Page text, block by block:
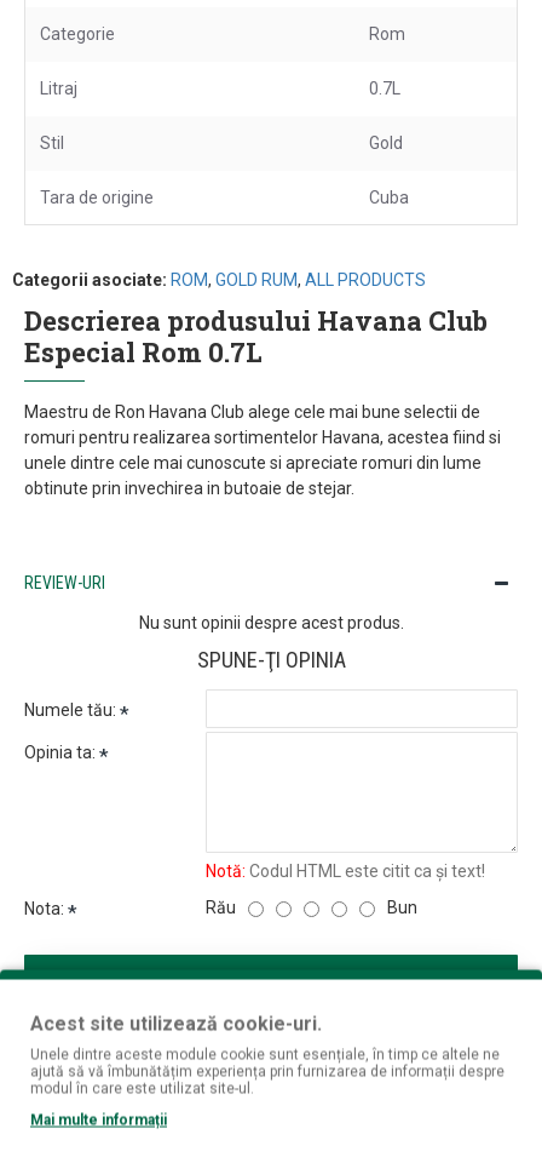
Categorie Rom
Litraj 0.7L
Stil Gold
Tara de origine Cuba
Categorii asociate: ROM, GOLD RUM, ALL PRODUCTS
Descrierea produsului Havana Club
Especial Rom 0.7L
Maestru de Ron Havana Club alege cele mai bune selectii de
romuri pentru realizarea sortimentelor Havana, acestea fiind si
unele dintre cele mai cunoscute si apreciate romuri din lume
obtinute prin invechirea in butoaie de stejar.
REVIEW-URI
Nu sunt opinii despre acest produs.
SPUNE-ŢI OPINIA
Numele tău:
Opinia ta:
Notă: Codul HTML este citit ca şi text!
Nota:
Rău Bun
CONTINUĂ
Acest site utilizează cookie-uri.
Unele dintre aceste module cookie sunt esențiale, în timp ce altele ne
ajută să vă îmbunătățim experiența prin furnizarea de informații despre
modul în care este utilizat site-ul.
Mai multe informații